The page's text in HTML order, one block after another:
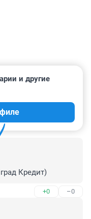
и другие
Кредит)
+0 –0